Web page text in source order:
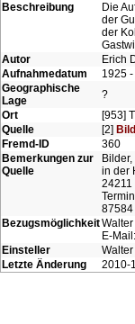
Beschreibung
Die
der
der
Autor
Erich
Aufnahmedatum
1925
Geographische
Lage
?
Ort
[953]
Quelle
[2]
Fremd-ID
360
Bemerkungen zur
Quelle
in der
24211
87584
Bezugsmöglichkeit
E-
Einsteller
Letzte Änderung
2010-